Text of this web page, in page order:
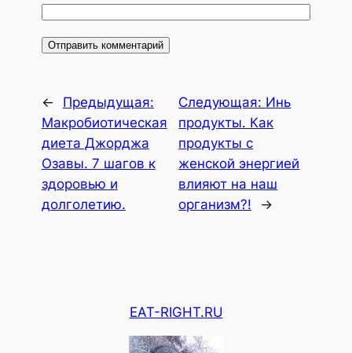
←
Предыдущая:
Макробиотическая
диета Джорджа
Озавы. 7 шагов к
здоровью и
долголетию.
Следующая: Инь
продукты. Как
продукты с
женской энергией
влияют на наш
организм?!
→
EAT-RIGHT.RU